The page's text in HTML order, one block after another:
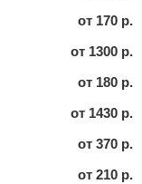
от 170 р.
от 1300 р.
от 180 р.
от 1430 р.
от 370 р.
от 210 р.